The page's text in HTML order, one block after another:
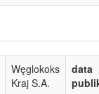
Węglokoks
Kraj S.A.
data